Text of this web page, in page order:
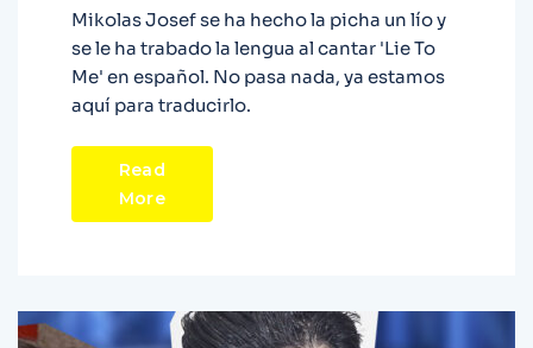
Mikolas Josef se ha hecho la picha un lío y
se le ha trabado la lengua al cantar 'Lie To
Me' en español. No pasa nada, ya estamos
aquí para traducirlo.
Read
More